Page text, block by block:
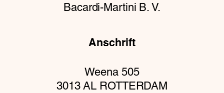
Bacardi-Martini B. V.
Anschrift
Weena 505
3013 AL ROTTERDAM